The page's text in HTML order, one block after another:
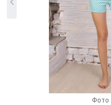
Фото